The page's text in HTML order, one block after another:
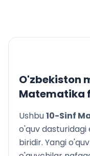
O'zbekiston
Matematika
Ushbu10-Sinf
o'quv
biridir. Yangi